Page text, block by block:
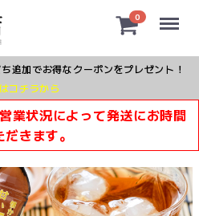
0 Menu
追加でお得なクーポンをプレゼント！
コチラから
業状況によって発送にお時間
きます。